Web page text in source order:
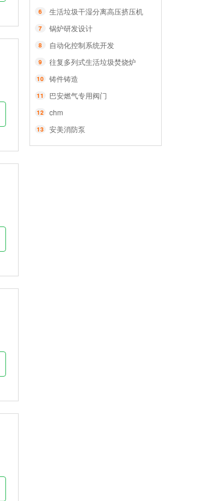
6 生活垃圾干湿分离高压挤压机
7 锅炉研发设计
8 自动化控制系统开发
9 往复多列式生活垃圾焚烧炉
10 铸件铸造
11 巴安燃气专用阀门
12 chm
13 安美消防泵